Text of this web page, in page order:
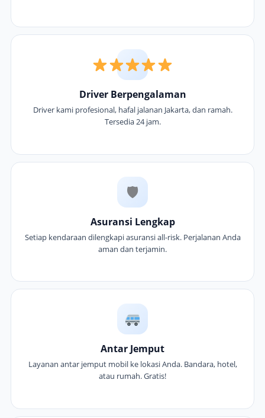
Driver Berpengalaman
Driver kami profesional, hafal jalanan Jakarta, dan ramah.
Tersedia 24 jam.
🛡
Asuransi Lengkap
Setiap kendaraan dilengkapi asuransi all-risk. Perjalanan Anda
aman dan terjamin.
Antar Jemput
Layanan antar jemput mobil ke lokasi Anda. Bandara, hotel,
atau rumah. Gratis!